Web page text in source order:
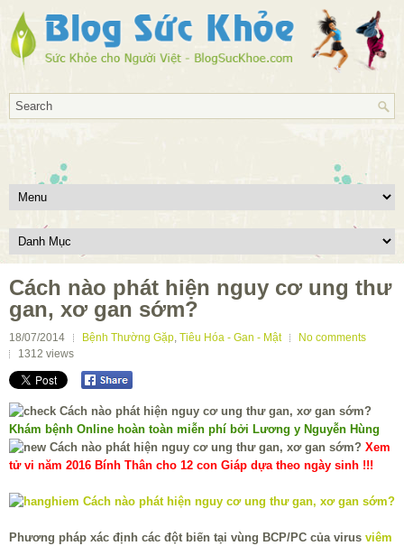
Cách nào phát hiện nguy cơ ung thư
gan, xơ gan sớm?
18/07/2014 Bệnh Thường Gặp, Tiêu Hóa - Gan - Mật
No comments
1312 views
Khám bệnh Online hoàn toàn miễn phí bởi Lương y Nguyễn Hùng
Xem
tử vi năm 2016 Bính Thân cho 12 con Giáp dựa theo ngày sinh !!!
Phương pháp xác định các đột biến tại vùng BCP/PC của virus viêm